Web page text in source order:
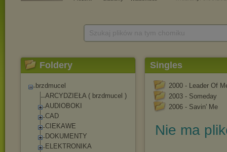
Foldery
brzdmucel
ARCYDZIEŁA ( brzdmucel )
AUDIOBOKI
CAD
CIEKAWE
DOKUMENTY
ELEKTRONIKA
Singles
2000 - Leader Of
2003 - Someday
2006 - Savin' Me
Nie ma